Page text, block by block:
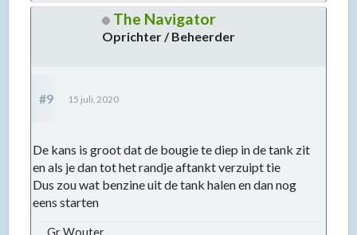
The Navigator
Oprichter / Beheerder
#9 15 juli, 2020
De kans is groot dat de bougie te diep in de tank zit
en als je dan tot het randje aftankt verzuipt tie
Dus zou wat benzine uit de tank halen en dan nog
eens starten
Gr Wouter